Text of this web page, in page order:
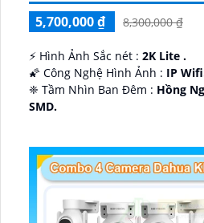
5,700,000 ₫
8,300,000 ₫
️⚡ Hình Ảnh Sắc nét : 2K Lite .
🌠 Công Nghệ Hình Ảnh : IP
❈ Tầm Nhìn Ban Đêm : Hồng
SMD.